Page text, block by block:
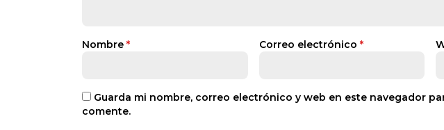
Nombre * Correo electrónico *
Guarda mi nombre, correo electrónico y web en este navegador
comente.